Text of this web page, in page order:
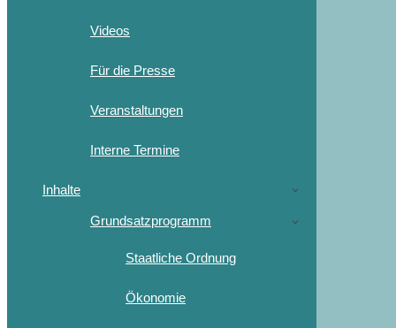
Videos
Für die Presse
Veranstaltungen
Interne Termine
Inhalte
Grundsatzprogramm
Staatliche Ordnung
Ökonomie